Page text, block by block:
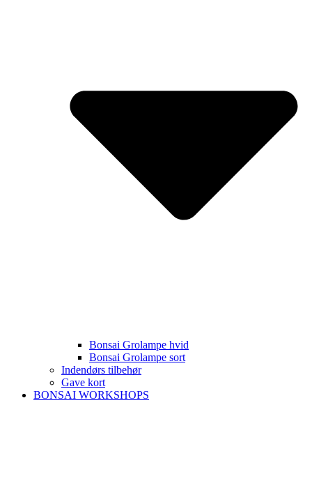
Bonsai Grolampe hvid
Bonsai Grolampe sort
Indendørs tilbehør
Gave kort
BONSAI WORKSHOPS